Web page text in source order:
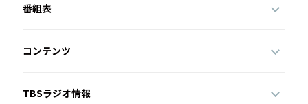
番組表
コンテンツ
TBSラジオ情報